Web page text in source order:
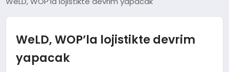
YAŞAM
SAĞLIK
GÜNCEL
WeLD, WOP’la lojistikte devrim
yapacak